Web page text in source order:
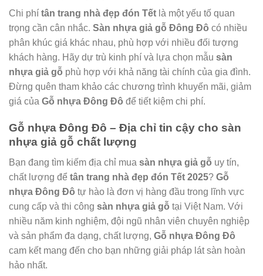
Chi phí tân trang nhà đẹp đón Tết là một yếu tố quan
trọng cần cân nhắc. Sàn nhựa giả gỗ Đông Đô có nhiều
phân khúc giá khác nhau, phù hợp với nhiều đối tượng
khách hàng. Hãy dự trù kinh phí và lựa chọn mẫu sàn
nhựa giả gỗ phù hợp với khả năng tài chính của gia đình.
Đừng quên tham khảo các chương trình khuyến mãi, giảm
giá của Gỗ nhựa Đông Đô để tiết kiệm chi phí.
Gỗ nhựa Đông Đô – Địa chỉ tin cậy cho sàn
nhựa giả gỗ chất lượng
Bạn đang tìm kiếm địa chỉ mua sàn nhựa giả gỗ uy tín,
chất lượng để tân trang nhà đẹp đón Tết 2025? Gỗ
nhựa Đông Đô tự hào là đơn vị hàng đầu trong lĩnh vực
cung cấp và thi công sàn nhựa giả gỗ tại Việt Nam. Với
nhiều năm kinh nghiệm, đội ngũ nhân viên chuyên nghiệp
và sản phẩm đa dạng, chất lượng, Gỗ nhựa Đông Đô
cam kết mang đến cho bạn những giải pháp lát sàn hoàn
hảo nhất.